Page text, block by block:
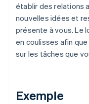
établir des relations
nouvelles idées et
présente à vous. Le
en coulisses afin
sur les tâches que
Exemple